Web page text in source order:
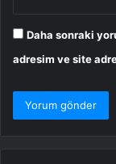
Daha sonraki
adresim ve site